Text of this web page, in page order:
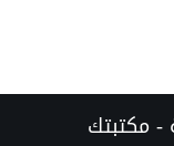
- مكتبتك